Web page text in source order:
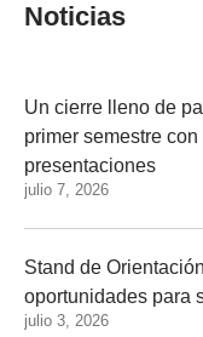
Noticias
Un cierre lleno de
primer semestre
presentaciones
julio 7, 2026
Stand de
oportunidades para
julio 3, 2026